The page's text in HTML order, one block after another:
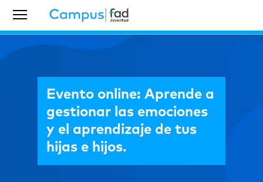
Evento online: Aprende a
gestionar las emociones
y el aprendizaje de tus
hijas e hijos.